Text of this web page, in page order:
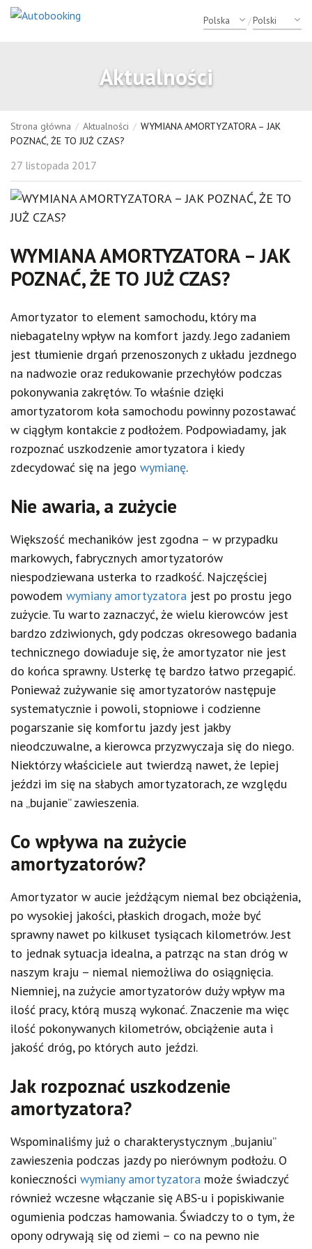
/
Aktualności
Strona główna / Aktualności / WYMIANA AMORTYZATORA – JAK
POZNAĆ, ŻE TO JUŻ CZAS?
27 listopada 2017
WYMIANA AMORTYZATORA – JAK
POZNAĆ, ŻE TO JUŻ CZAS?
Amortyzator to element samochodu, który ma
niebagatelny wpływ na komfort jazdy. Jego zadaniem
jest tłumienie drgań przenoszonych z układu jezdnego
na nadwozie oraz redukowanie przechyłów podczas
pokonywania zakrętów. To właśnie dzięki
amortyzatorom koła samochodu powinny pozostawać
w ciągłym kontakcie z podłożem. Podpowiadamy, jak
rozpoznać uszkodzenie amortyzatora i kiedy
zdecydować się na jego wymianę.
Nie awaria, a zużycie
Większość mechaników jest zgodna – w przypadku
markowych, fabrycznych amortyzatorów
niespodziewana usterka to rzadkość. Najczęściej
powodem wymiany amortyzatora jest po prostu jego
zużycie. Tu warto zaznaczyć, że wielu kierowców jest
bardzo zdziwionych, gdy podczas okresowego badania
technicznego dowiaduje się, że amortyzator nie jest
do końca sprawny. Usterkę tę bardzo łatwo przegapić.
Ponieważ zużywanie się amortyzatorów następuje
systematycznie i powoli, stopniowe i codzienne
pogarszanie się komfortu jazdy jest jakby
nieodczuwalne, a kierowca przyzwyczaja się do niego.
Niektórzy właściciele aut twierdzą nawet, że lepiej
jeździ im się na słabych amortyzatorach, ze względu
na „bujanie” zawieszenia.
Co wpływa na zużycie
amortyzatorów?
Amortyzator w aucie jeżdżącym niemal bez obciążenia,
po wysokiej jakości, płaskich drogach, może być
sprawny nawet po kilkuset tysiącach kilometrów. Jest
to jednak sytuacja idealna, a patrząc na stan dróg w
naszym kraju – niemal niemożliwa do osiągnięcia.
Niemniej, na zużycie amortyzatorów duży wpływ ma
ilość pracy, którą muszą wykonać. Znaczenie ma więc
ilość pokonywanych kilometrów, obciążenie auta i
jakość dróg, po których auto jeździ.
Jak rozpoznać uszkodzenie
amortyzatora?
Wspominaliśmy już o charakterystycznym „bujaniu”
zawieszenia podczas jazdy po nierównym podłożu. O
konieczności wymiany amortyzatora może świadczyć
również wczesne włączanie się ABS-u i popiskiwanie
ogumienia podczas hamowania. Świadczy to o tym, że
opony odrywają się od ziemi – co na pewno nie